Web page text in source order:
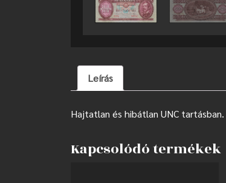
Leírás
Hajtatlan és hibátlan UNC tartásban.
Kapcsolódó termékek